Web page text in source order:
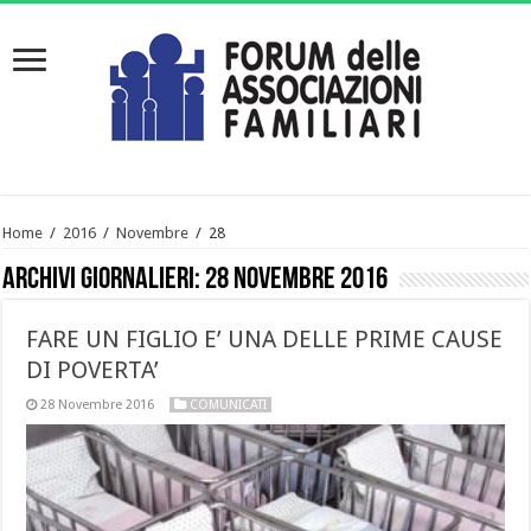
Home / 2016 / Novembre / 28
Archivi giornalieri: 28 Novembre 2016
FARE UN FIGLIO E’ UNA DELLE PRIME CAUSE
DI POVERTA’
28 Novembre 2016 COMUNICATI